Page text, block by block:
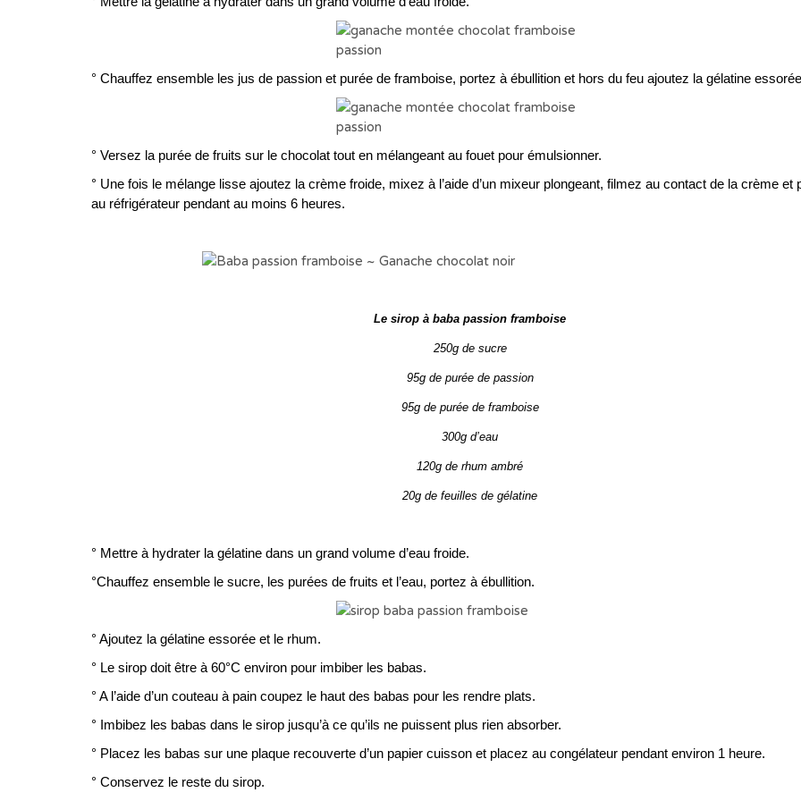
° Chauffez ensemble les jus de passion et purée de framboise, portez à ébullition et hors du feu ajoutez la gélatine
° Versez la purée de fruits sur le chocolat tout en mélangeant au fouet pour émulsionner.
° Une fois le mélange lisse ajoutez la crème froide, mixez à l’aide d’un mixeur plongeant, filmez au contact de la crème et
au réfrigérateur pendant au moins 6 heures.
Le sirop à baba passion framboise
250g de sucre
95g de purée de passion
95g de purée de framboise
300g d’eau
120g de rhum ambré
20g de feuilles de gélatine
° Mettre à hydrater la gélatine dans un grand volume d’eau froide.
°Chauffez ensemble le sucre, les purées de fruits et l’eau, portez à ébullition.
° Ajoutez la gélatine essorée et le rhum.
° Le sirop doit être à 60°C environ pour imbiber les babas.
° A l’aide d’un couteau à pain coupez le haut des babas pour les rendre plats.
° Imbibez les babas dans le sirop jusqu’à ce qu’ils ne puissent plus rien absorber.
° Placez les babas sur une plaque recouverte d’un papier cuisson et placez au congélateur pendant environ 1 heure.
° Conservez le reste du sirop.